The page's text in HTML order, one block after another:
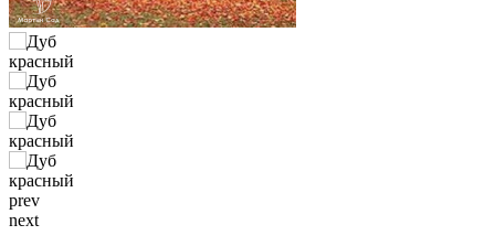
prev
next